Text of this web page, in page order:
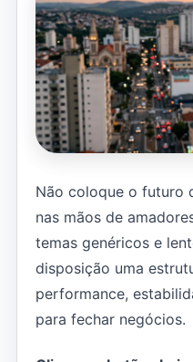
Não coloque o futuro
nas mãos de
temas genéricos e
disposição uma
performance,
para fechar negócios.